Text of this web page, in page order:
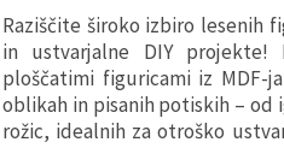
zagotovimo
pravilno
delovanje
spletnega
mesta,
izboljšamo
vašo
Raziščite široko izbiro lesenih
in ustvarjalne DIY
ploščatimi figuricami iz MDF-
oblikah in pisanih potiskih – od
rožic, idealnih za otroško